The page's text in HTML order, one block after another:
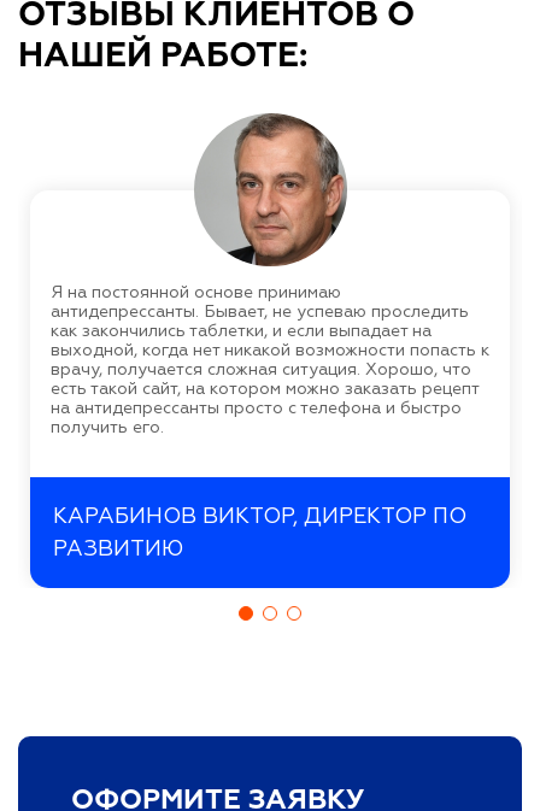
ОТЗЫВЫ КЛИЕНТОВ О
НАШЕЙ РАБОТЕ:
Я на постоянной основе принимаю
антидепрессанты. Бывает, не успеваю проследить
как закончились таблетки, и если выпадает на
выходной, когда нет никакой возможности попасть к
врачу, получается сложная ситуация. Хорошо, что
есть такой сайт, на котором можно заказать рецепт
на антидепрессанты просто с телефона и быстро
получить его.
КАРАБИНОВ ВИКТОР, ДИРЕКТОР ПО
РАЗВИТИЮ
ОФОРМИТЕ ЗАЯВКУ